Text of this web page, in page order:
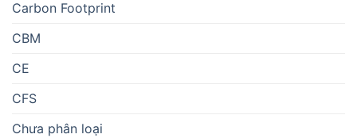
Carbon Footprint
CBM
CE
CFS
Chưa phân loại